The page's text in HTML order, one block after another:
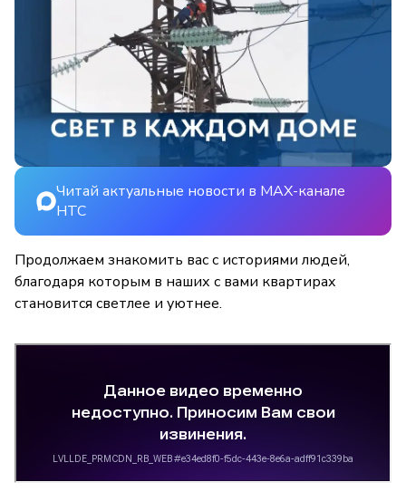
Читай актуальные новости в MAX-канале
НТС
Продолжаем знакомить вас с историями людей,
благодаря которым в наших с вами квартирах
становится светлее и уютнее.